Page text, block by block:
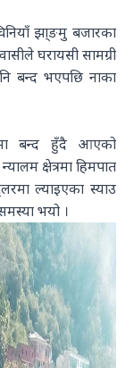
झा्ङमु बजारका
घरायसी सामग्री
बन्द भएपछि नाका
बन्द हुँदै आएको
क्षेत्रमा हिमपात
ल्याइएका स्याउ
भयो ।